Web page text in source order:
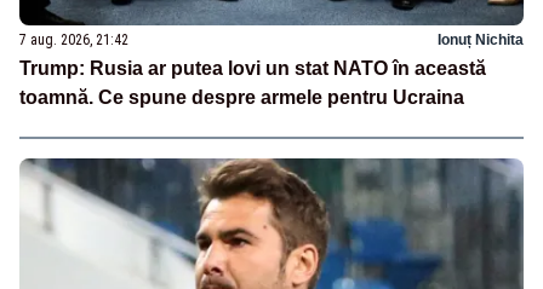
7 aug. 2026, 21:42 Ionuț Nichita
Trump: Rusia ar putea lovi un stat NATO în această
toamnă. Ce spune despre armele pentru Ucraina